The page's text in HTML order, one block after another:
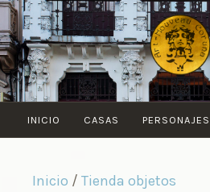
Saltar
al
contenido
INICIO CASAS PERSONAJES
Inicio / Tienda objetos